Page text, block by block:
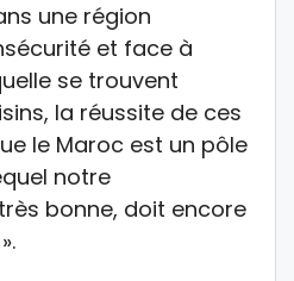
une région
et face à
se trouvent
la réussite de ces
le Maroc est un pôle
notre
bonne, doit encore